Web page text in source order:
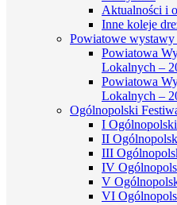
Aktualności i
Inne koleje
Powiatowe wystawy
Powiatowa
Lokalnych –
Powiatowa
Lokalnych –
Ogólnopolski
I
II
III
IV
V
VI